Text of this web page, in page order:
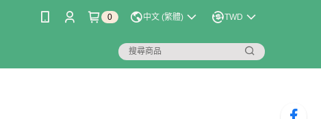
0 中文 (繁體) TWD